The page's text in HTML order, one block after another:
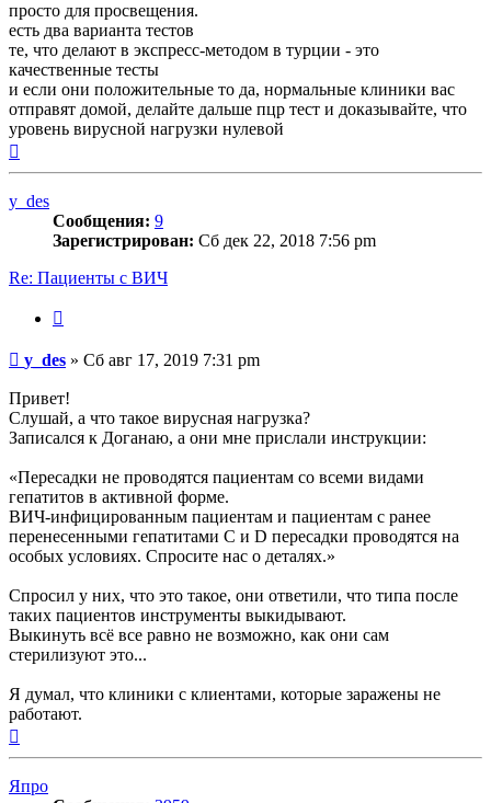
просто для просвещения.
есть два варианта тестов
те, что делают в экспресс-методом в турции - это
качественные тесты
и если они положительные то да, нормальные клиники вас
отправят домой, делайте дальше пцр тест и доказывайте, что
уровень вирусной нагрузки нулевой
y_des
Сообщения: 9
Зарегистрирован: Сб дек 22, 2018 7:56 pm
Re: Пациенты с ВИЧ
Сообщение
y_des » Сб авг 17, 2019 7:31 pm
Привет!
Слушай, а что такое вирусная нагрузка?
Записался к Доганаю, а они мне прислали инструкции:
«Пересадки не проводятся пациентам со всеми видами
гепатитов в активной форме.
ВИЧ-инфицированным пациентам и пациентам с ранее
перенесенными гепатитами C и D пересадки проводятся на
особых условиях. Спросите нас о деталях.»
Спросил у них, что это такое, они ответили, что типа после
таких пациентов инструменты выкидывают.
Выкинуть всё все равно не возможно, как они сам
стерилизуют это...
Я думал, что клиники с клиентами, которые заражены не
работают.
Япро